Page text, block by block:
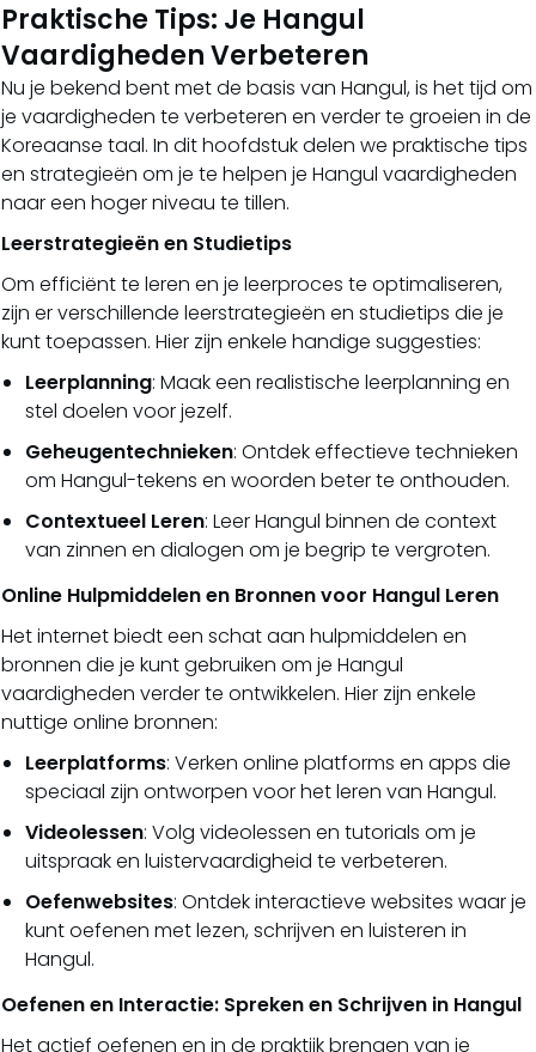
Praktische Tips: Je Hangul
Vaardigheden Verbeteren
Nu je bekend bent met de basis van Hangul, is het tijd om
je vaardigheden te verbeteren en verder te groeien in de
Koreaanse taal. In dit hoofdstuk delen we praktische tips
en strategieën om je te helpen je Hangul vaardigheden
naar een hoger niveau te tillen.
Leerstrategieën en Studietips
Om efficiënt te leren en je leerproces te optimaliseren,
zijn er verschillende leerstrategieën en studietips die je
kunt toepassen. Hier zijn enkele handige suggesties:
Leerplanning: Maak een realistische leerplanning en
stel doelen voor jezelf.
Geheugentechnieken: Ontdek effectieve technieken
om Hangul-tekens en woorden beter te onthouden.
Contextueel Leren: Leer Hangul binnen de context
van zinnen en dialogen om je begrip te vergroten.
Online Hulpmiddelen en Bronnen voor Hangul Leren
Het internet biedt een schat aan hulpmiddelen en
bronnen die je kunt gebruiken om je Hangul
vaardigheden verder te ontwikkelen. Hier zijn enkele
nuttige online bronnen:
Leerplatforms: Verken online platforms en apps die
speciaal zijn ontworpen voor het leren van Hangul.
Videolessen: Volg videolessen en tutorials om je
uitspraak en luistervaardigheid te verbeteren.
Oefenwebsites: Ontdek interactieve websites waar je
kunt oefenen met lezen, schrijven en luisteren in
Hangul.
Oefenen en Interactie: Spreken en Schrijven in Hangul
Het actief oefenen en in de praktijk brengen van je